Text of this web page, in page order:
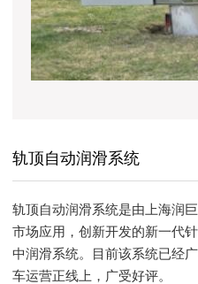
轨顶自动润滑系统
轨顶自动润滑系统是由上海润
市场应用，创新开发的新一代
中润滑系统。目前该系统已经
车运营正线上，广受好评。